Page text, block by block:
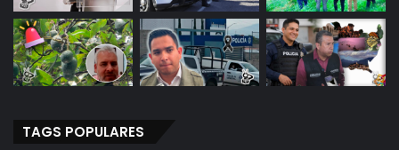
TAGS POPULARES